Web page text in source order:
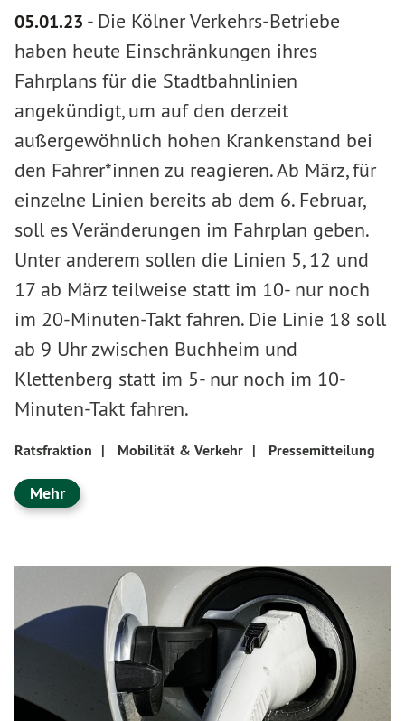
05.01.23 - Die Kölner Verkehrs-Betriebe
haben heute Einschränkungen ihres
Fahrplans für die Stadtbahnlinien
angekündigt, um auf den derzeit
außergewöhnlich hohen Krankenstand bei
den Fahrer*innen zu reagieren. Ab März, für
einzelne Linien bereits ab dem 6. Februar,
soll es Veränderungen im Fahrplan geben.
Unter anderem sollen die Linien 5, 12 und
17 ab März teilweise statt im 10- nur noch
im 20-Minuten-Takt fahren. Die Linie 18 soll
ab 9 Uhr zwischen Buchheim und
Klettenberg statt im 5- nur noch im 10-
Minuten-Takt fahren.
Ratsfraktion | Mobilität & Verkehr | Pressemitteilung
Mehr